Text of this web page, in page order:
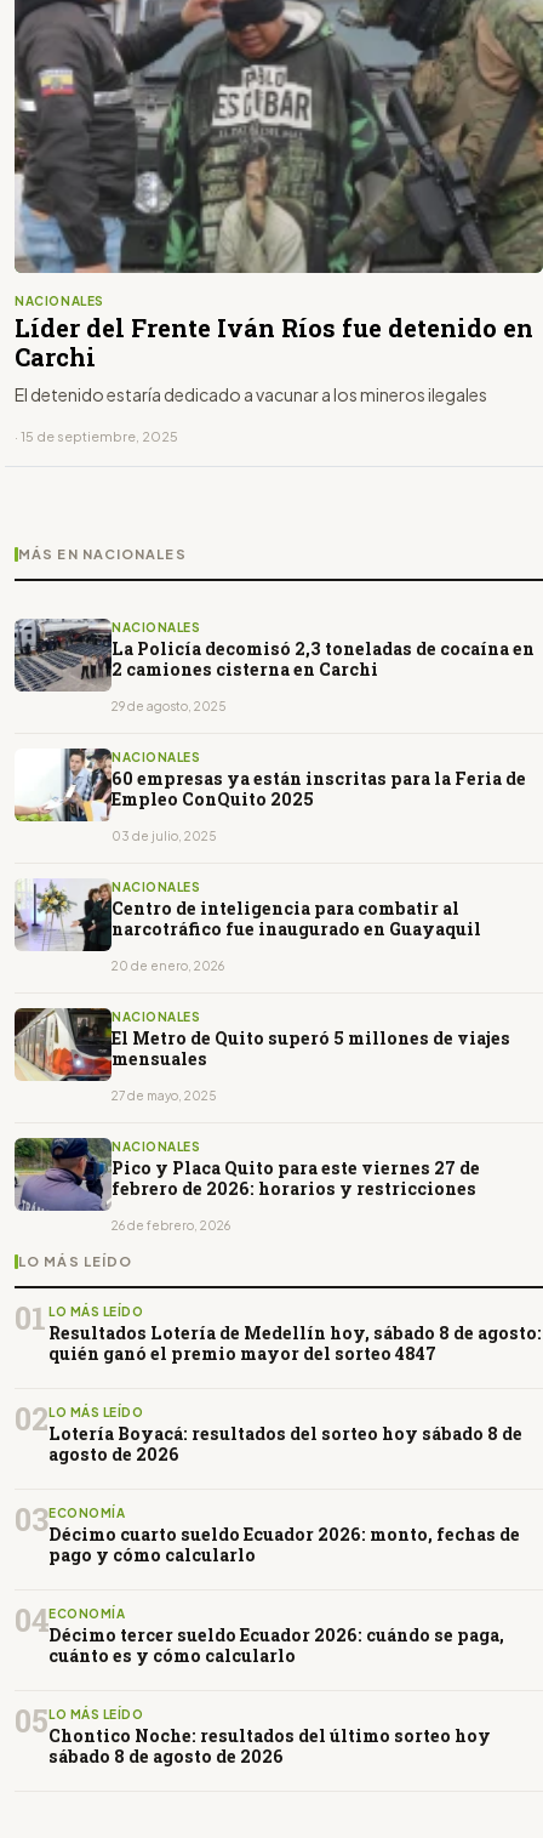
NACIONALES
Líder del Frente Iván Ríos fue detenido en
Carchi
El detenido estaría dedicado a vacunar a los mineros ilegales
· 15 de septiembre, 2025
MÁS EN NACIONALES
NACIONALES
La Policía decomisó 2,3 toneladas de cocaína en
2 camiones cisterna en Carchi
29 de agosto, 2025
NACIONALES
60 empresas ya están inscritas para la Feria de
Empleo ConQuito 2025
03 de julio, 2025
NACIONALES
Centro de inteligencia para combatir al
narcotráfico fue inaugurado en Guayaquil
20 de enero, 2026
NACIONALES
El Metro de Quito superó 5 millones de viajes
mensuales
27 de mayo, 2025
NACIONALES
Pico y Placa Quito para este viernes 27 de
febrero de 2026: horarios y restricciones
26 de febrero, 2026
LO MÁS LEÍDO
01 LO MÁS LEÍDO
Resultados Lotería de Medellín hoy, sábado 8 de agosto:
quién ganó el premio mayor del sorteo 4847
02LO MÁS LEÍDO
Lotería Boyacá: resultados del sorteo hoy sábado 8 de
agosto de 2026
03ECONOMÍA
Décimo cuarto sueldo Ecuador 2026: monto, fechas de
pago y cómo calcularlo
04ECONOMÍA
Décimo tercer sueldo Ecuador 2026: cuándo se paga,
cuánto es y cómo calcularlo
05LO MÁS LEÍDO
Chontico Noche: resultados del último sorteo hoy
sábado 8 de agosto de 2026